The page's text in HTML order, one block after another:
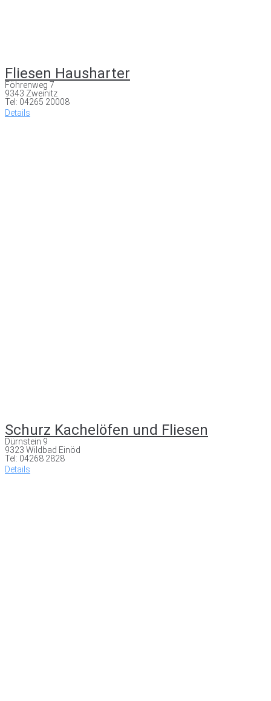
Fliesen Hausharter
Föhrenweg 7
9343 Zweinitz
Tel: 04265 20008
Details
Schurz Kachelöfen und Fliesen
Dürnstein 9
9323 Wildbad Einöd
Tel: 04268 2828
Details